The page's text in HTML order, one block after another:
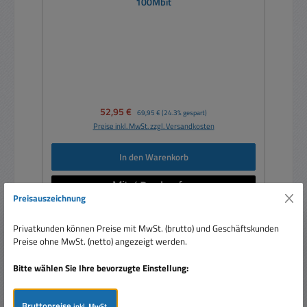
Verkaufspreis:
52,95 € Regulärer Preis:
69,95 € (24.3% gespart)
Preise inkl. MwSt. zzgl. Versandkosten
In den Warenkorb
Nur 1 auf Lager!
%Rabatt
Preisauszeichnung
Privatkunden können Preise mit MwSt. (brutto) und Geschäftskunden
Preise ohne MwSt. (netto) angezeigt werden.
Bitte wählen Sie Ihre bevorzugte Einstellung: